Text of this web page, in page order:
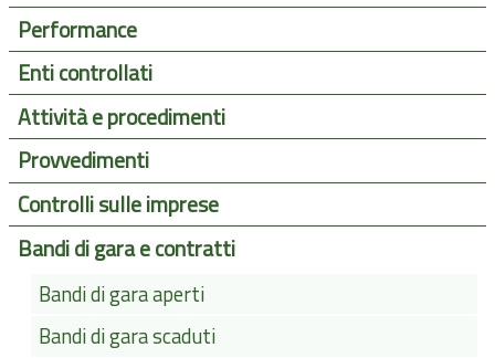
Performance
Enti controllati
Attività e procedimenti
Provvedimenti
Controlli sulle imprese
Bandi di gara e contratti
Bandi di gara aperti
Bandi di gara scaduti